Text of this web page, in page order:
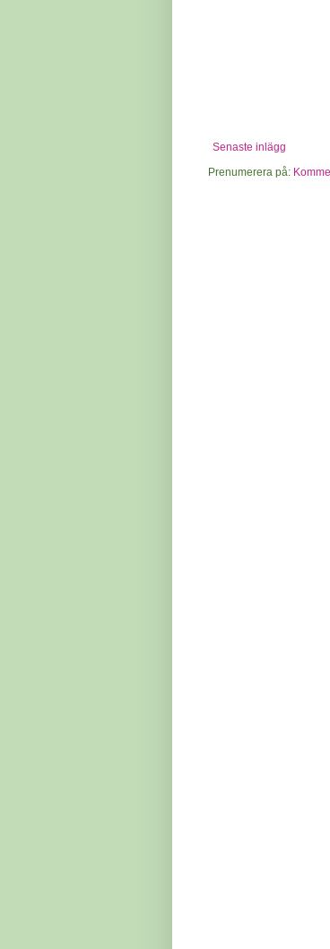
Senaste inlägg
Prenumerera på: